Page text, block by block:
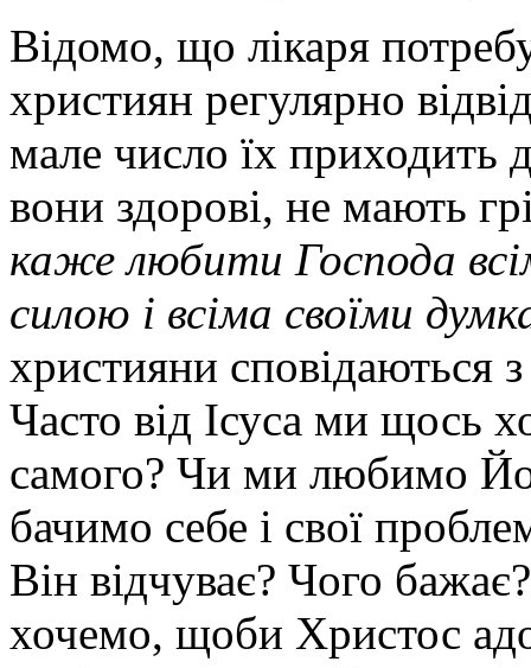
Відомо, що лікаря
християн регулярно
мале число їх приходить
вони здорові, не мають
каже любити Господа
силою і всіма своїми
християни сповідаються з
Часто від Ісуса ми щось
самого? Чи ми любимо
бачимо себе і свої
Він відчуває? Чого
хочемо, щоби Христос